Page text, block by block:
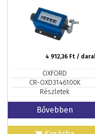
4 912,36 Ft /
OXFORD
CR-OXD3146100K
Részletek
Bővebben